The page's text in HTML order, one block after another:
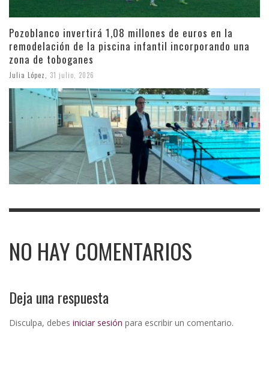
Pozoblanco invertirá 1,08 millones de euros en la
remodelación de la piscina infantil incorporando una
zona de toboganes
Julia López 31 julio, 2026
NO HAY COMENTARIOS
Deja una respuesta
Disculpa, debes iniciar sesión para escribir un comentario.